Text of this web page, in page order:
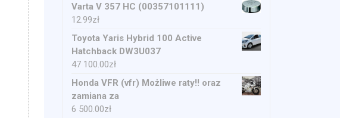
Varta V 357 HC (00357101111)
12.99zł
Toyota Yaris Hybrid 100 Active
Hatchback DW3U037
47 100.00zł
Honda VFR (vfr) Możliwe raty!! oraz
zamiana za
6 500.00zł